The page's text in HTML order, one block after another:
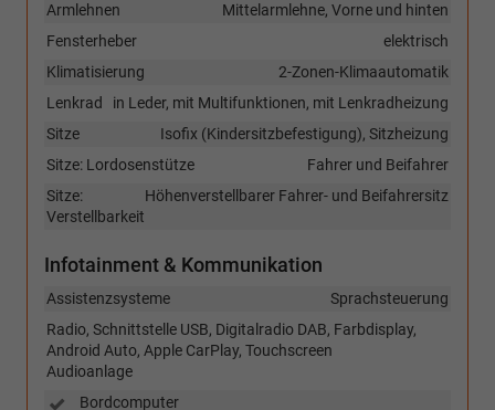
Mittelarmlehne, Vorne und hinten
Armlehnen
elektrisch
Fensterheber
2-Zonen-Klimaautomatik
Klimatisierung
in Leder, mit Multifunktionen, mit Lenkradheizung
Lenkrad
Isofix (Kindersitzbefestigung), Sitzheizung
Sitze
Fahrer und Beifahrer
Sitze: Lordosenstütze
Höhenverstellbarer Fahrer- und Beifahrersitz
Sitze:
Verstellbarkeit
Infotainment & Kommunikation
Sprachsteuerung
Assistenzsysteme
Radio, Schnittstelle USB, Digitalradio DAB, Farbdisplay,
Android Auto, Apple CarPlay, Touchscreen
Audioanlage
Bordcomputer